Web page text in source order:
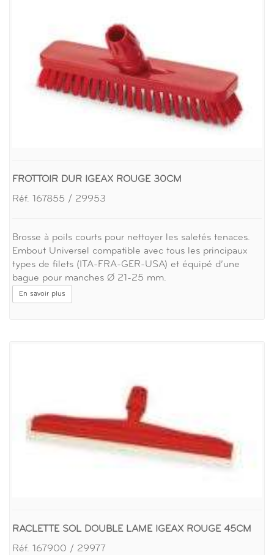
FROTTOIR DUR IGEAX ROUGE 30CM
Réf. 167855 / 29953
Brosse à poils courts pour nettoyer les saletés tenaces.
Embout Universel compatible avec tous les principaux
types de filets (ITA-FRA-GER-USA) et équipé d’une
bague pour manches Ø 21-25 mm.
En savoir plus
RACLETTE SOL DOUBLE LAME IGEAX ROUGE 45CM
Réf. 167900 / 29977